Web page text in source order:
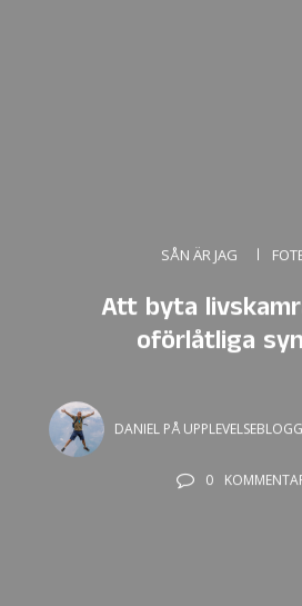
SÅN ÄR JAG
Att byta
oförlåtliga
DANIEL PÅ
0